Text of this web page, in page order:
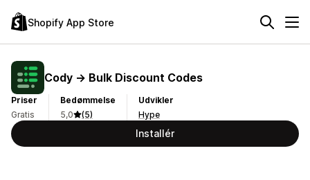
Shopify App Store
Cody → Bulk Discount Codes
Priser
Gratis
Bedømmelse
5,0
(5)
Udvikler
Hype
Installér